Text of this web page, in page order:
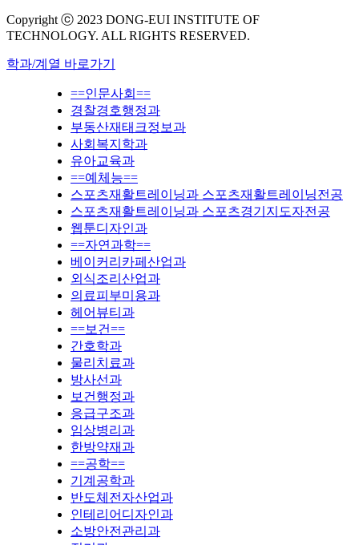
Copyright ⓒ 2023 DONG-EUI INSTITUTE OF
TECHNOLOGY. ALL RIGHTS RESERVED.
학과/계열 바로가기
==인문사회==
경찰경호행정과
부동산재태크정보과
사회복지학과
유아교육과
==예체능==
스포츠재활트레이닝과 스포츠재활트레이닝전공
스포츠재활트레이닝과 스포츠경기지도자전공
웹툰디자인과
==자연과학==
베이커리카페산업과
외식조리산업과
의료피부미용과
헤어뷰티과
==보건==
간호학과
물리치료과
방사선과
보건행정과
응급구조과
임상병리과
한방약재과
==공학==
기계공학과
반도체전자산업과
인테리어디자인과
소방안전관리과